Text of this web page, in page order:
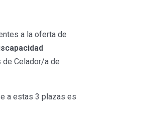
a la oferta de
de Celador/a de
a estas 3 plazas es